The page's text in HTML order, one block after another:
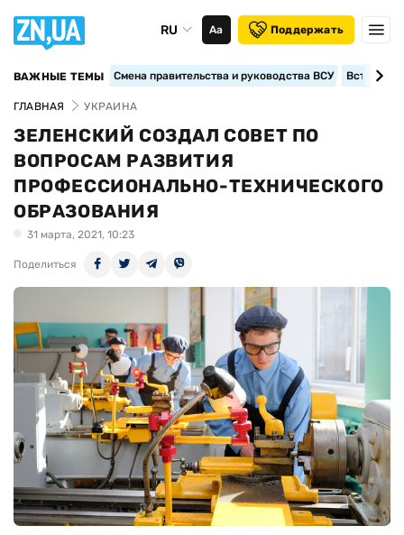
RU Аа Поддержать
ВАЖНЫЕ ТЕМЫ Смена правительства и руководства ВСУ
ГЛАВНАЯ УКРАИНА
ЗЕЛЕНСКИЙ СОЗДАЛ СОВЕТ ПО
ВОПРОСАМ РАЗВИТИЯ
ПРОФЕССИОНАЛЬНО-ТЕХНИЧЕСКОГО
ОБРАЗОВАНИЯ
31 марта, 2021, 10:23
Поделиться